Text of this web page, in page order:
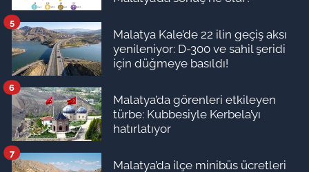
Malatya Kale’de 22 ilin geçiş aksı
yenileniyor: D-300 ve sahil şeridi
için düğmeye basıldı!
5
Malatya’da görenleri etkileyen
türbe: Kubbesiyle Kerbela’yı
hatırlatıyor
6
Malatya’da ilçe minibüs ücretleri
7